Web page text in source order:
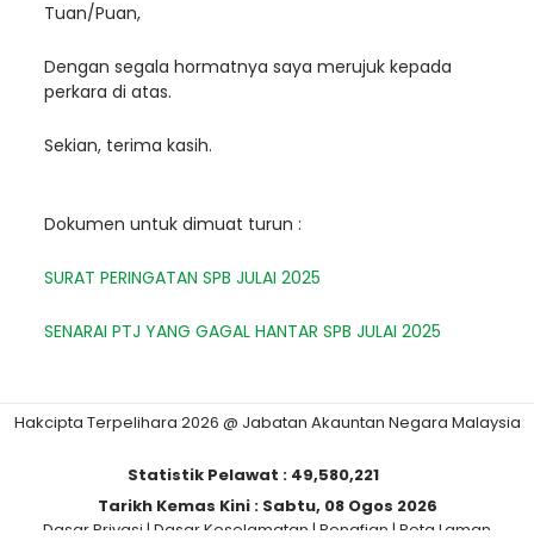
Tuan/Puan,
Dengan segala hormatnya saya merujuk kepada
perkara di atas.
Sekian, terima kasih.
Dokumen untuk dimuat turun :
SURAT PERINGATAN SPB JULAI 2025
SENARAI PTJ YANG GAGAL HANTAR SPB JULAI 2025
Hakcipta Terpelihara 2026 @ Jabatan Akauntan Negara Malaysia
Statistik Pelawat : 49,580,221
Tarikh Kemas Kini : Sabtu, 08 Ogos 2026
Dasar Privasi | Dasar Keselamatan | Penafian | Peta Laman